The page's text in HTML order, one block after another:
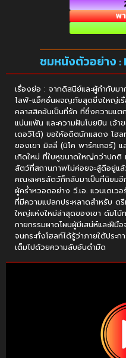
พ
ชมหนังตัวอย่าง :
เรื่องย่อ : จากดิสนีย์และผู้กำกับ
ไลฟ์-แอ็คชั่นผจญภัยสุดยิ่งใหญ่เรื่
คลาสสิคอันเป็นที่รัก ที่ซึ่งความแต
แน่นแฟ้น และความฝันโบยบิน เจ้
เดอวีโต้) ขอให้อดีตนักแสดง โฮล
ของเขา มิลลี่ (นิโค พาร์คเกอร์)
เกิดใหม่ ที่ใบหูขนาดใหญ่กว่าปกติ ท
สัตว์ที่สถานภาพไม่ค่อยจะสู้ดีอยู่แ
คณะละครสัตว์ก็กลับมาเป็นที่นิยมอี
ผู้คร่ำหวอดอย่าง วี.เอ. แวนเดเ
ที่มีความแปลกประหลาดสำหรับ
ใหญ่แห่งใหม่ล่าสุดของเขา ดัมโบ้
กายกรรมผาดโผนผู้มีเสน่ห์และฝีมื
จนกระทั่งโฮลท์ได้รู้ว่าภายใต้ปร
เต็มไปด้วยความลับอันดำมืด